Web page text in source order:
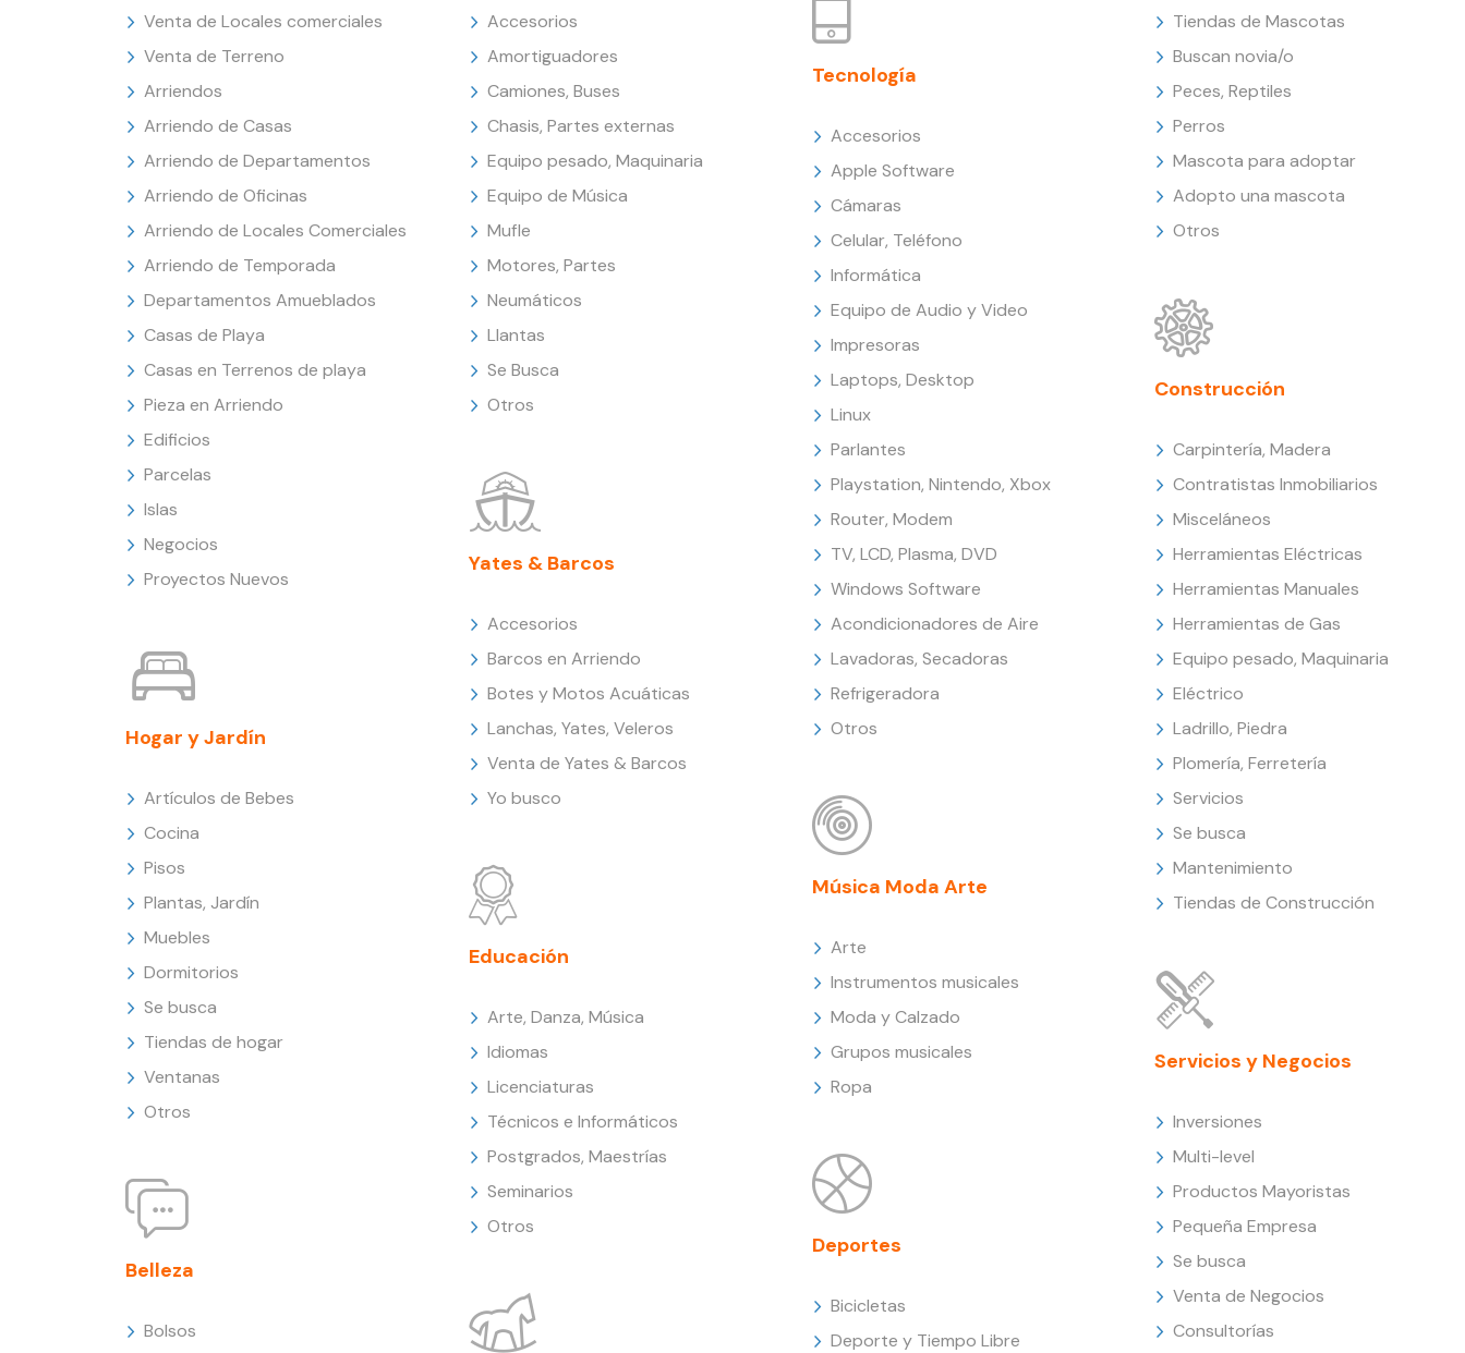
Venta de Locales comerciales
Venta de Terreno
Arriendos
Arriendo de Casas
Arriendo de Departamentos
Arriendo de Oficinas
Arriendo de Locales Comerciales
Arriendo de Temporada
Departamentos Amueblados
Casas de Playa
Casas en Terrenos de playa
Pieza en Arriendo
Edificios
Parcelas
Islas
Negocios
Proyectos Nuevos
Hogar y Jardín
Artículos de Bebes
Cocina
Pisos
Plantas, Jardín
Muebles
Dormitorios
Se busca
Tiendas de hogar
Ventanas
Otros
Belleza
Bolsos
Accesorios
Amortiguadores
Camiones, Buses
Chasis, Partes externas
Equipo pesado, Maquinaria
Equipo de Música
Mufle
Motores, Partes
Neumáticos
Llantas
Se Busca
Otros
Yates & Barcos
Accesorios
Barcos en Arriendo
Botes y Motos Acuáticas
Lanchas, Yates, Veleros
Venta de Yates & Barcos
Yo busco
Educación
Arte, Danza, Música
Idiomas
Licenciaturas
Técnicos e Informáticos
Postgrados, Maestrías
Seminarios
Otros
Tecnología
Accesorios
Apple Software
Cámaras
Celular, Teléfono
Informática
Equipo de Audio y Video
Impresoras
Laptops, Desktop
Linux
Parlantes
Playstation, Nintendo, Xbox
Router, Modem
TV, LCD, Plasma, DVD
Windows Software
Acondicionadores de Aire
Lavadoras, Secadoras
Refrigeradora
Otros
Música Moda Arte
Arte
Instrumentos musicales
Moda y Calzado
Grupos musicales
Ropa
Deportes
Bicicletas
Deporte y Tiempo Libre
Tiendas de Mascotas
Buscan novia/o
Peces, Reptiles
Perros
Mascota para adoptar
Adopto una mascota
Otros
Construcción
Carpintería, Madera
Contratistas Inmobiliarios
Misceláneos
Herramientas Eléctricas
Herramientas Manuales
Herramientas de Gas
Equipo pesado, Maquinaria
Eléctrico
Ladrillo, Piedra
Plomería, Ferretería
Servicios
Se busca
Mantenimiento
Tiendas de Construcción
Servicios y Negocios
Inversiones
Multi-level
Productos Mayoristas
Pequeña Empresa
Se busca
Venta de Negocios
Consultorías